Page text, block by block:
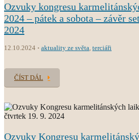
Ozvuky kongresu
2024 – pátek a sobota – závěr
2024
12.10.2024 aktuality ze světa terciáři
ČÍST DÁL
Ozvuky Kongresu